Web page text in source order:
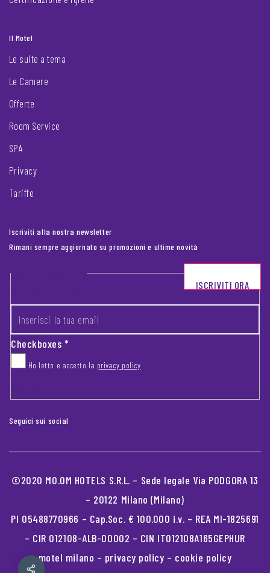
Il Motel
Le suite a tema
Le Camere
Offerte
Room Service
SPA
Privacy
Tariffe
Iscriviti alla nostra newsletter
Rimani sempre aggiornato su promozioni e ultime novità
Footer newsletter
Checkboxes*
Ho letto e accetto la privacy policy
ISCRIVITI ORA
Seguici sui social
©2020 MO.OM HOTELS S.R.L. – Sede legale Via PODGORA 13
– 20122 Milano (Milano)
PI 05488770966 – Cap.Soc. € 100.000 i.v. – REA MI-1825691
– CIR 012108-ALB-00002 – CIN IT012108A165GEPHUR
motel milano – privacy policy – cookie policy